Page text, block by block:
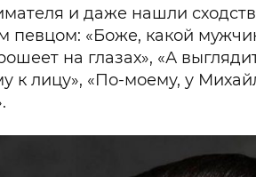
и даже нашли
певцом: «Боже, какой
на глазах», «А
к лицу», «По-моему, у